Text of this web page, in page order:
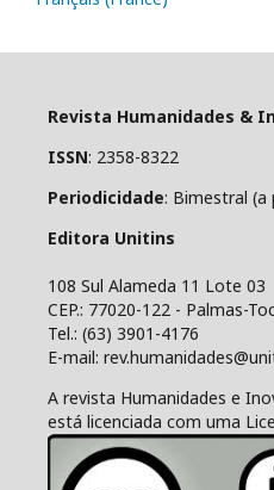
Revista Humanidades &
ISSN: 2358-8322
Periodicidade: Bimestral (a
Editora Unitins
108 Sul Alameda 11 Lote 03
CEP.: 77020-122 - Palmas-
Tel.: (63) 3901-4176
E-mail:
A revista Humanidades e
está licenciada com uma